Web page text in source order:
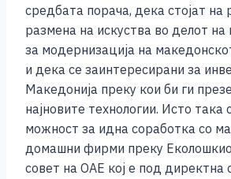
средбата порача, дека стојат на
размена на искуства во делот на
за модернизација на
и дека се заинтересирани за
Македонија преку кои би ги
најновите технологии. Исто така
можност за идна соработка со
домашни фирми преку
совет на ОАЕ кој е под директна